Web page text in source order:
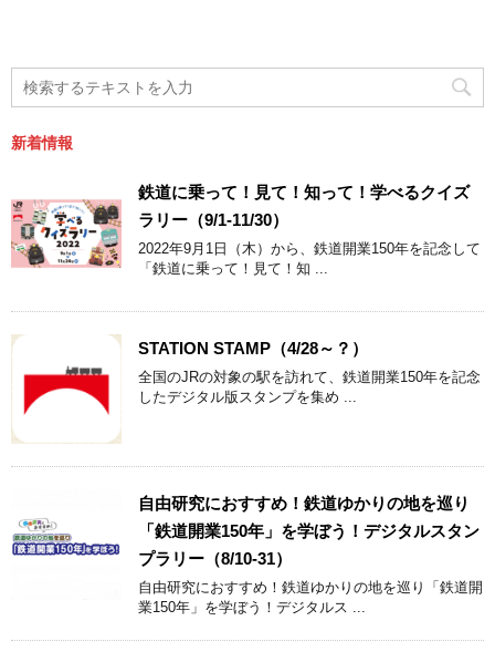
新着情報
鉄道に乗って！見て！知って！学べるクイズ
ラリー（9/1-11/30）
2022年9月1日（木）から、鉄道開業150年を記念して
「鉄道に乗って！見て！知 ...
STATION STAMP（4/28～？）
全国のJRの対象の駅を訪れて、鉄道開業150年を記念
したデジタル版スタンプを集め ...
自由研究におすすめ！鉄道ゆかりの地を巡り
「鉄道開業150年」を学ぼう！デジタルスタン
プラリー（8/10-31）
自由研究におすすめ！鉄道ゆかりの地を巡り「鉄道開
業150年」を学ぼう！デジタルス ...